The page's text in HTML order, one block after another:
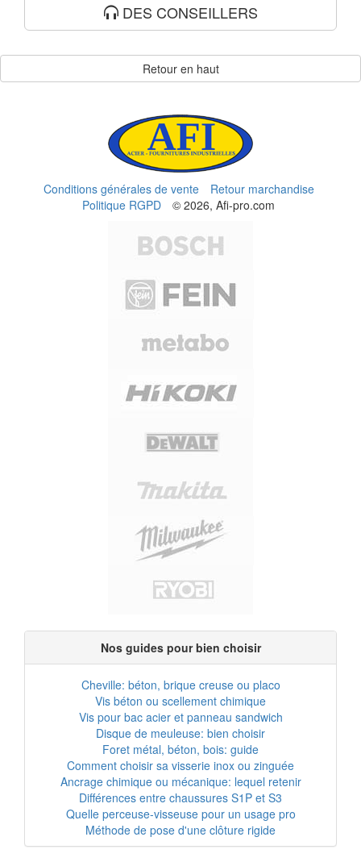
DES CONSEILLERS
Retour en haut
Conditions générales de vente
Retour marchandise
Politique RGPD
© 2026, Afi-pro.com
Nos guides pour bien choisir
Cheville: béton, brique creuse ou placo
Vis béton ou scellement chimique
Vis pour bac acier et panneau sandwich
Disque de meuleuse: bien choisir
Foret métal, béton, bois: guide
Comment choisir sa visserie inox ou zinguée
Ancrage chimique ou mécanique: lequel retenir
Différences entre chaussures S1P et S3
Quelle perceuse-visseuse pour un usage pro
Méthode de pose d'une clôture rigide